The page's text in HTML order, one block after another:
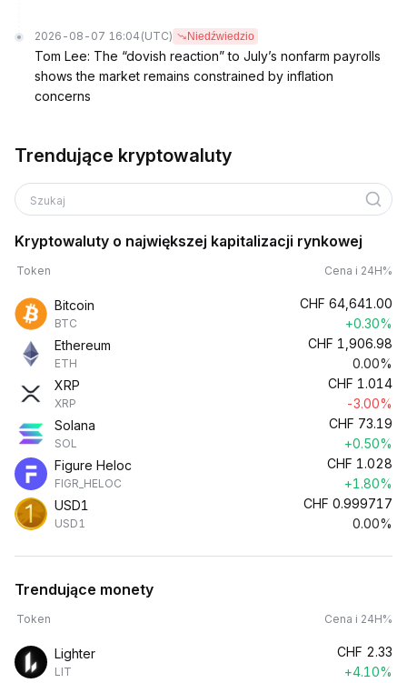
2026-08-07 16:04 (UTC) Niedźwiedzio
Tom Lee: The “dovish reaction” to July’s nonfarm payrolls
shows the market remains constrained by inflation
concerns
Trendujące kryptowaluty
Szukaj
Kryptowaluty o największej kapitalizacji rynkowej
Token Cena i 24H%
Bitcoin
BTC
CHF 64,641.00
+0.30%
Ethereum
ETH
CHF 1,906.98
0.00%
XRP
XRP
CHF 1.014
-3.00%
Solana
SOL
CHF 73.19
+0.50%
Figure Heloc
FIGR_HELOC
CHF 1.028
+1.80%
USD1
USD1
CHF 0.999717
0.00%
Trendujące monety
Token Cena i 24H%
Lighter
LIT
CHF 2.33
+4.10%